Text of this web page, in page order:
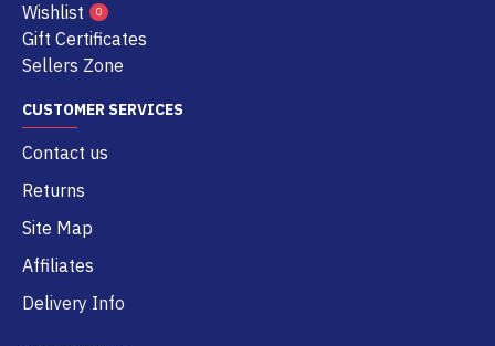
Wishlist
0
Gift Certificates
Sellers Zone
CUSTOMER SERVICES
Contact us
Returns
Site Map
Affiliates
Delivery Info